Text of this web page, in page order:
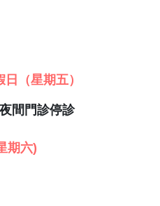
（星期五）
夜間門診停診
期六)